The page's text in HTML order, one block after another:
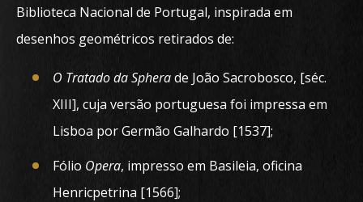
Biblioteca Nacional de Portugal, inspirada em
desenhos geométricos retirados de:
O Tratado da Spherade João Sacrobosco, [séc.
XIII], cuja versão portuguesa foi impressa em
Lisboa por Germão Galhardo [1537];
Fólio Opera, impresso em Basileia, oficina
Henricpetrina [1566];